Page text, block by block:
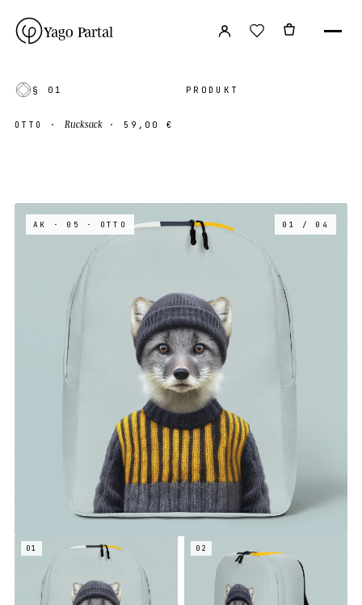
Yago Partal
§ 01 PRODUKT
OTTO · Rucksack· 59,00 €
AK · 05 · OTTO 01 / 04
01 02